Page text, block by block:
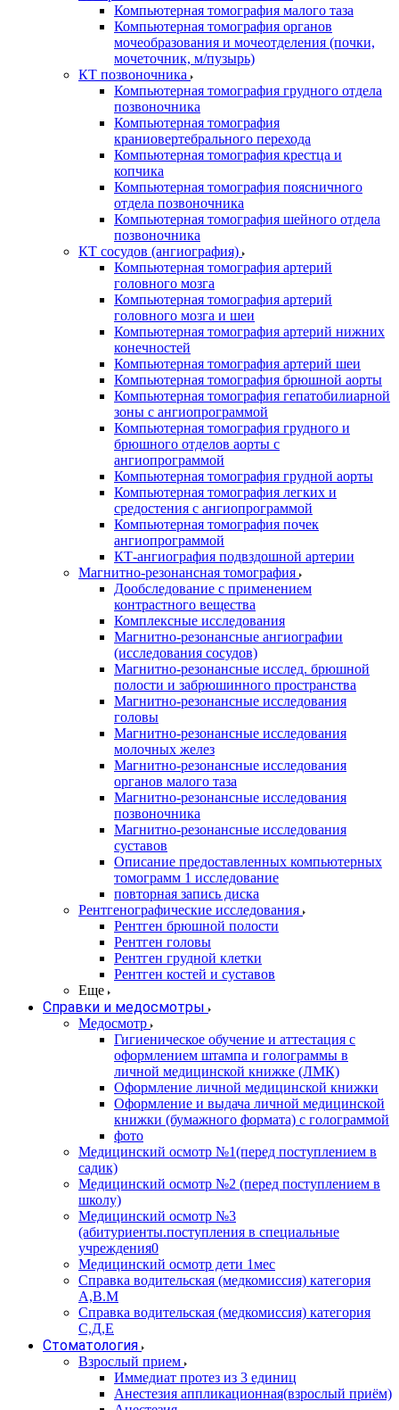
Компьютерная томография малого таза
Компьютерная томография органов
мочеобразования и мочеотделения (почки,
мочеточник, м/пузырь)
КТ позвоночника
Компьютерная томография грудного отдела
позвоночника
Компьютерная томография
краниовертебрального перехода
Компьютерная томография крестца и
копчика
Компьютерная томография поясничного
отдела позвоночника
Компьютерная томография шейного отдела
позвоночника
КТ сосудов (ангиография)
Компьютерная томография артерий
головного мозга
Компьютерная томография артерий
головного мозга и шеи
Компьютерная томография артерий нижних
конечностей
Компьютерная томография артерий шеи
Компьютерная томография брюшной аорты
Компьютерная томография гепатобилиарной
зоны с ангиопрограммой
Компьютерная томография грудного и
брюшного отделов аорты с
ангиопрограммой
Компьютерная томография грудной аорты
Компьютерная томография легких и
средостения с ангиопрограммой
Компьютерная томография почек
ангиопрограммой
КТ-ангиография подвздошной артерии
Магнитно-резонансная томография
Дообследование с применением
контрастного вещества
Комплексные исследования
Магнитно-резонансные ангиографии
(исследования сосудов)
Магнитно-резонансные исслед. брюшной
полости и забрюшинного пространства
Магнитно-резонансные исследования
головы
Магнитно-резонансные исследования
молочных желез
Магнитно-резонансные исследования
органов малого таза
Магнитно-резонансные исследования
позвоночника
Магнитно-резонансные исследования
суставов
Описание предоставленных компьютерных
томограмм 1 исследование
повторная запись диска
Рентгенографические исследования
Рентген брюшной полости
Рентген головы
Рентген грудной клетки
Рентген костей и суставов
Еще
Справки и медосмотры
Медосмотр
Гигиеническое обучение и аттестация с
оформлением штампа и голограммы в
личной медицинской книжке (ЛМК)
Оформление личной медицинской книжки
Оформление и выдача личной медицинской
книжки (бумажного формата) с голограммой
фото
Медицинский осмотр №1(перед поступлением в
садик)
Медицинский осмотр №2 (перед поступлением в
школу)
Медицинский осмотр №3
(абитуриенты.поступления в специальные
учреждения0
Медицинский осмотр дети 1мес
Справка водительская (медкомиссия) категория
А,В.М
Справка водительская (медкомиссия) категория
С,Д,Е
Стоматология
Взрослый прием
Иммедиат протез из 3 единиц
Анестезия аппликационная(взрослый приём)